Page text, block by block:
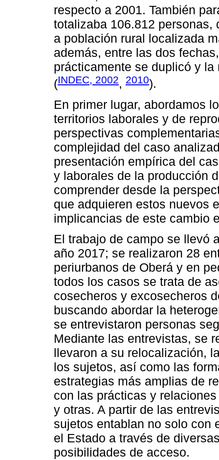
respecto a 2001. También
totalizaba 106.812
a población rural localizada
además, entre las dos
prácticamente se duplicó y
(INDEC, 2002, 2010).
En primer lugar, abordamos
territorios laborales y de
perspectivas
complejidad del caso
presentación empírica del
y laborales de la producción
comprender desde la
que adquieren estos nuevos
implicancias de este cambio
El trabajo de campo se llevó
año 2017; se realizaron 28
periurbanos de Oberá y en
todos los casos se trata de
cosecheros y excosecheros
buscando abordar la
se entrevistaron personas
Mediante las entrevistas, se
llevaron a su relocalización,
los sujetos, así como las
estrategias más amplias de
con las prácticas y
y otras. A partir de las
sujetos entablan no solo con
el Estado a través de
posibilidades de acceso.